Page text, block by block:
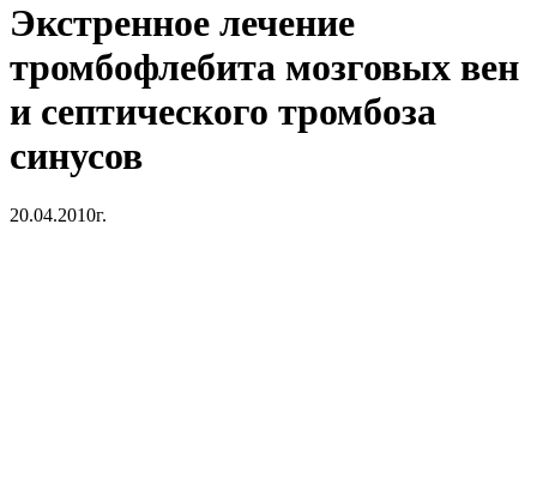
Экстренное лечение
тромбофлебита мозговых вен
и септического тромбоза
синусов
20.04.2010г.